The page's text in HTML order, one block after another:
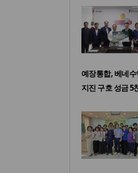
예장통합, 베네
지진 구호 성금 5